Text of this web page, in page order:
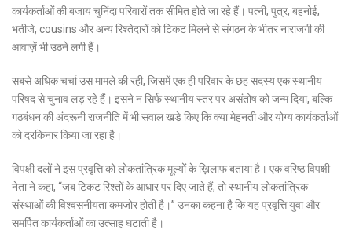
कार्यकर्ताओं की बजाय चुनिंदा परिवारों तक सीमित होते जा रहे हैं। पत्नी, पुत्र, बहनोई,
भतीजे, cousins और अन्य रिश्तेदारों को टिकट मिलने से संगठन के भीतर नाराजगी की
आवाज़ें भी उठने लगी हैं।
सबसे अधिक चर्चा उस मामले की रही, जिसमें एक ही परिवार के छह सदस्य एक स्थानीय
परिषद से चुनाव लड़ रहे हैं। इसने न सिर्फ स्थानीय स्तर पर असंतोष को जन्म दिया, बल्कि
गठबंधन की अंदरूनी राजनीति में भी सवाल खड़े किए कि क्या मेहनती और योग्य कार्यकर्ताओं
को दरकिनार किया जा रहा है।
विपक्षी दलों ने इस प्रवृत्ति को लोकतांत्रिक मूल्यों के ख़िलाफ बताया है। एक वरिष्ठ विपक्षी
नेता ने कहा, “जब टिकट रिश्तों के आधार पर दिए जाते हैं, तो स्थानीय लोकतांत्रिक
संस्थाओं की विश्वसनीयता कमजोर होती है।” उनका कहना है कि यह प्रवृत्ति युवा और
समर्पित कार्यकर्ताओं का उत्साह घटाती है।